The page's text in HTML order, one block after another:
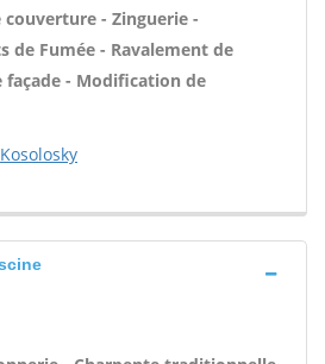
- Zinguerie -
de Fumée - Ravalement de
façade - Modification de
Kosolosky